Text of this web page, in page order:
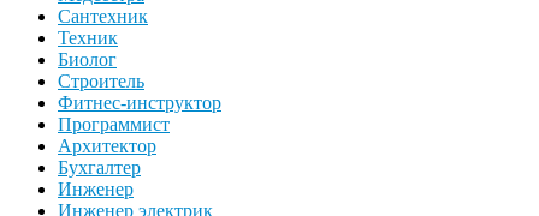
Сантехник
Техник
Биолог
Строитель
Фитнес-инструктор
Программист
Архитектор
Бухгалтер
Инженер
Инженер электрик